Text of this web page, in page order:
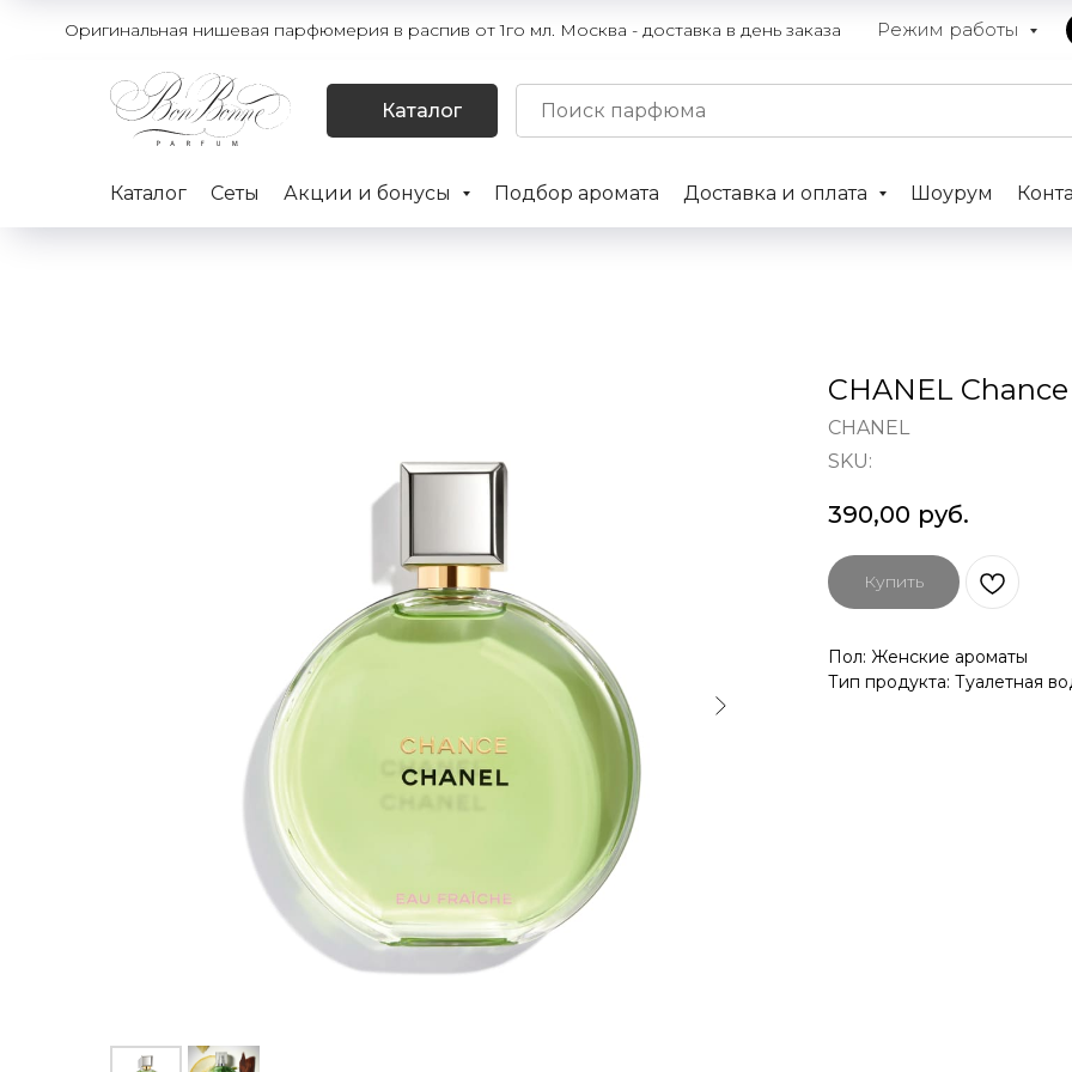
Оригинальная нишевая парфюмерия в распив от 1го мл. Москва - доставка в день заказа Режим работы
Каталог
Каталог Сеты Акции и бонусы Подбор аромата Доставка и оплата Шоурум
CHANEL
CHANEL
SKU:
390,00 руб.
Купить
Пол: Женские ароматы
Тип продукта: Туалетная